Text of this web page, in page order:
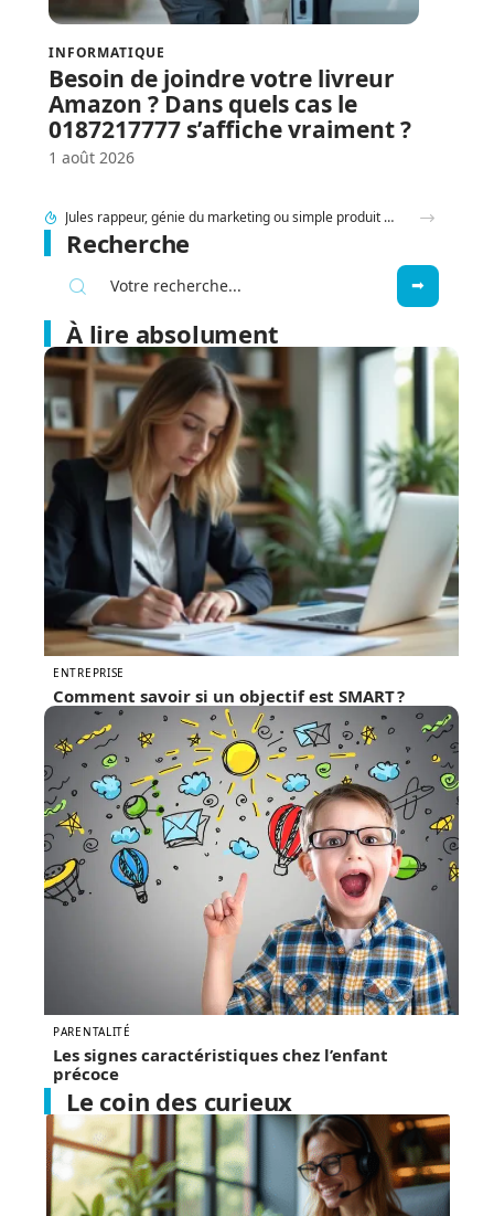
INFORMATIQUE
Besoin de joindre votre livreur
Amazon ? Dans quels cas le
0187217777 s’affiche vraiment ?
1 août 2026
95 Sounds et l’héritage du groupe 1995 : filiation ou simple clin d’œil ?
Recherche
À lire absolument
ENTREPRISE
Comment savoir si un objectif est SMART ?
PARENTALITÉ
Les signes caractéristiques chez l’enfant
précoce
Le coin des curieux